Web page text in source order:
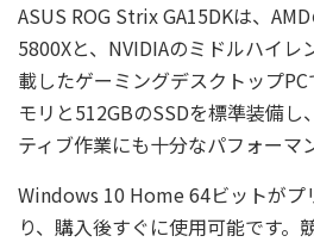
ASUS ROG Strix GA15DKは、
5800Xと、NVIDIAのミドルハイレ
載したゲーミングデスクトップPC
モリと512GBのSSDを標準装備し
ティブ作業にも十分なパフォーマ
Windows 10 Home 64ビットがプ
り、購入後すぐに使用可能です。